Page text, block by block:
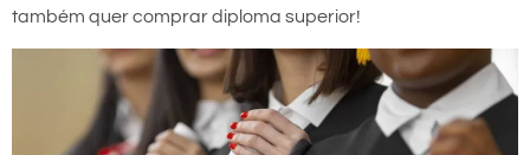
também quer comprar diploma superior!